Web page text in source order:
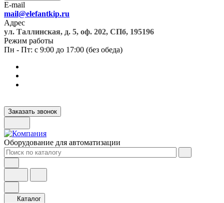
E-mail
mail@elefantkip.ru
Адрес
ул. Таллинская, д. 5, оф. 202, СПб, 195196
Режим работы
Пн - Пт: с 9:00 до 17:00 (без обеда)
Заказать звонок
Оборудование для автоматизации
Каталог